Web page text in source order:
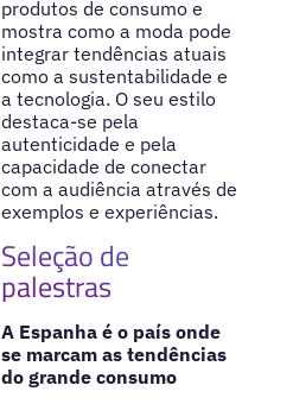
produtos de consumo e
mostra como a moda pode
integrar tendências atuais
como a sustentabilidade e
a tecnologia. O seu estilo
destaca-se pela
autenticidade e pela
capacidade de conectar
com a audiência através de
exemplos e experiências.
Seleção de
palestras
A Espanha é o país onde
se marcam as tendências
do grande consumo